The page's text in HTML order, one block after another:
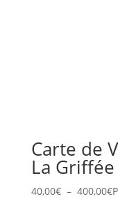
Carte de
La Griffée
40,00€ – 400,00€